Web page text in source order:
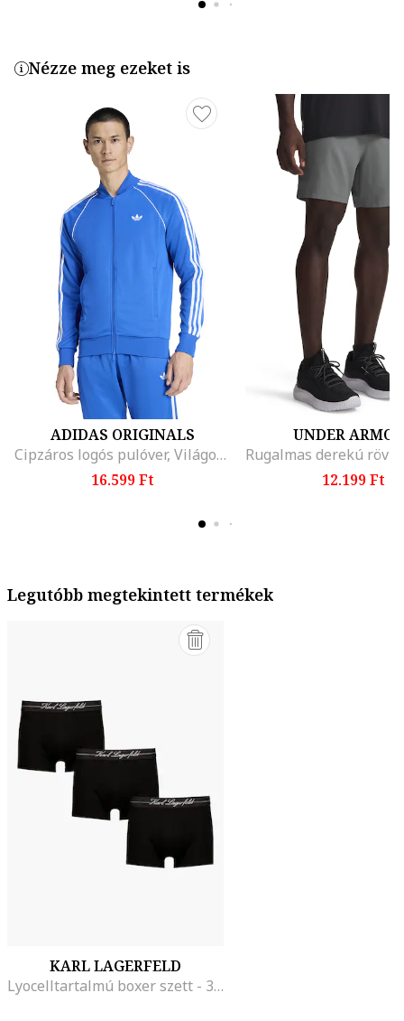
Nézze meg ezeket is
ADIDAS ORIGINALS
Cipzáros logós pulóver, Világoskék
16.599 Ft
UNDER
12.199 Ft
Legutóbb megtekintett termékek
KARL LAGERFELD
Lyocelltartalmú boxer szett - 3 db, Koptatott fekete